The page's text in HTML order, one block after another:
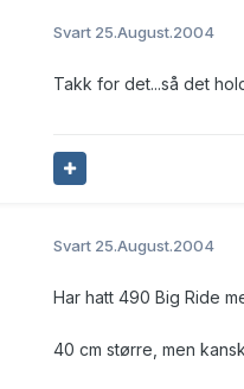
Svart 25.August.2004
Takk for det...så det
Svart 25.August.2004
Har hatt 490 Big Ride
40 cm større, men